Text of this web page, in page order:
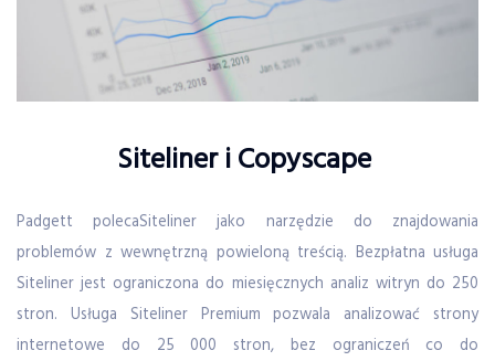
Siteliner i Copyscape
Padgett polecaSiteliner jako narzędzie do znajdowania
problemów z wewnętrzną powieloną treścią. Bezpłatna usługa
Siteliner jest ograniczona do miesięcznych analiz witryn do 250
stron. Usługa Siteliner Premium pozwala analizować strony
internetowe do 25 000 stron, bez ograniczeń co do